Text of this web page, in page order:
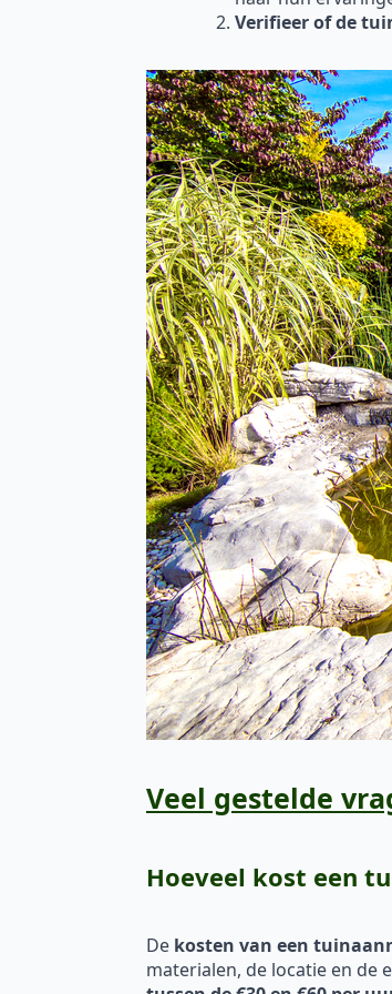
Verifieer of de
Veel gestelde
Hoeveel kost een
De kosten van een
materialen, de locatie en